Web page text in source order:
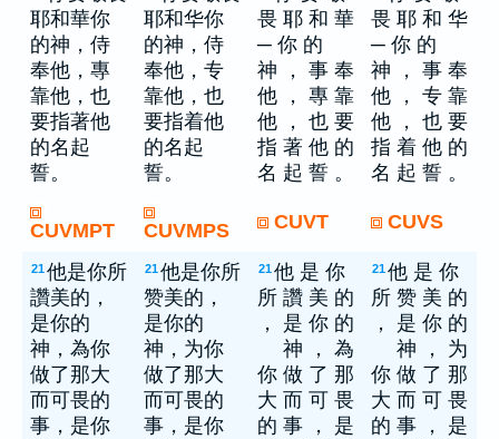
耶和華你
的神，侍
奉他，專
靠他，也
要指著他
的名起
誓。
耶和华你
的神，侍
奉他，专
靠他，也
要指着他
的名起
誓。
畏 耶 和 華
─ 你 的
神 ， 事 奉
他 ， 專 靠
他 ， 也 要
指 著 他 的
名 起 誓 。
畏 耶 和 华
─ 你 的
神 ， 事 奉
他 ， 专 靠
他 ， 也 要
指 着 他 的
名 起 誓 。
CUVMPT CUVMPS CUVT CUVS
21他是你所
讚美的，
是你的
神，為你
做了那大
而可畏的
事，是你
21他是你所
赞美的，
是你的
神，为你
做了那大
而可畏的
事，是你
21他 是 你
所 讚 美 的
， 是 你 的
神 ， 為
你 做 了 那
大 而 可 畏
的 事 ， 是
21他 是 你
所 赞 美 的
， 是 你 的
神 ， 为
你 做 了 那
大 而 可 畏
的 事 ， 是